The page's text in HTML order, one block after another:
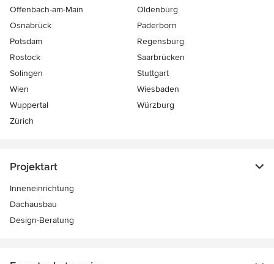
Offenbach-am-Main
Oldenburg
Osnabrück
Paderborn
Potsdam
Regensburg
Rostock
Saarbrücken
Solingen
Stuttgart
Wien
Wiesbaden
Wuppertal
Würzburg
Zürich
Projektart
Inneneinrichtung
Dachausbau
Design-Beratung